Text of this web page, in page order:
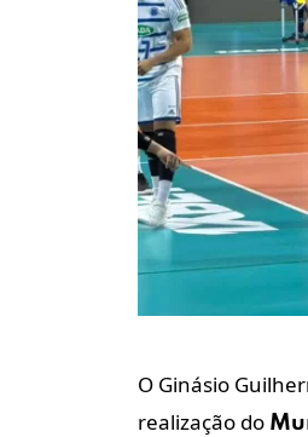
O Ginásio
realização do